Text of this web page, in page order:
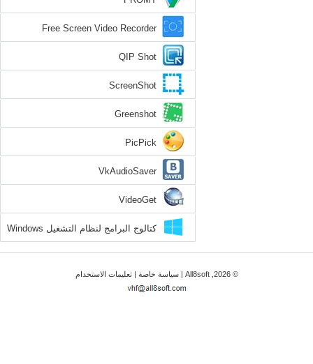
Free Screen Video Recorder
QIP Shot
ScreenShot
Greenshot
PicPick
VkAudioSaver
VideoGet
كتالوج البرامج لنظام التشغيل Windows
8
© 2026, All8soft | سياسة خاصة|تعليمات الاستخدام